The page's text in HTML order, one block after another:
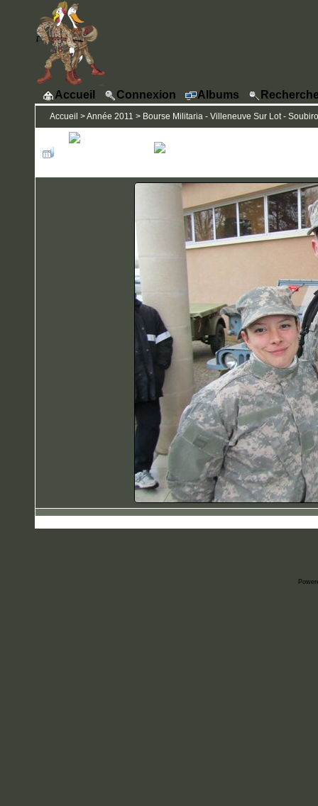
Accueil Connexion Albums
Accueil >Année 2011 > Bourse Militaria - Villeneuve Sur Lot -